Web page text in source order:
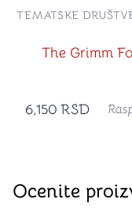
The Grimm
TEMATSKE
6,150 RSD
Ocenite